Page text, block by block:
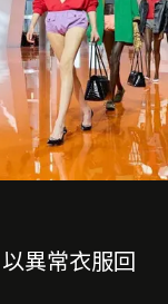
異常衣服回